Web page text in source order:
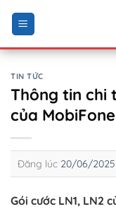
content
TIN TỨC
Thông tin chi
của MobiFone
Đăng lúc 20/06/2025
Gói cước LN1, LN2